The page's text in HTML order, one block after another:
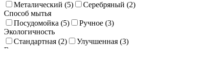
Металический (5) Серебряный (2)
Способ мытья
Посудомойка (5) Ручное (3)
Экологичность
Стандартная (2) Улучшенная (3)
Высота, мм